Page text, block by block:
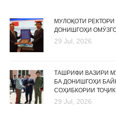
МУЛОҚОТИ
ДОНИШГОҲИ
29 Jul, 2026
ТАШРИФИ ВАЗИРИ
БА ДОНИШГОҲИ
СОҲИБКОРИИ
29 Jul, 2026